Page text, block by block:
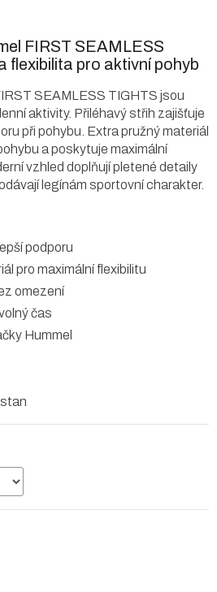
FIRST SEAMLESS
flexibilita pro aktivní pohyb
SEAMLESS TIGHTS jsou
aktivity. Přiléhavý střih zajišťuje
při pohybu. Extra pružný materiál
a poskytuje maximální
vzhled doplňují pletené detaily
legínám sportovní charakter.
podporu
pro maximální flexibilitu
omezení
čas
Hummel